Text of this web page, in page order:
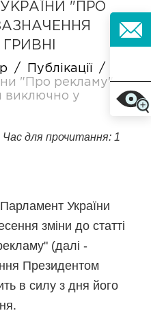
"ПРО
/ Публікації
/
"Про рекламу"
виключно у
Час для прочитання: 1
України
зміни до статті
(далі -
Президентом
в силу з дня його